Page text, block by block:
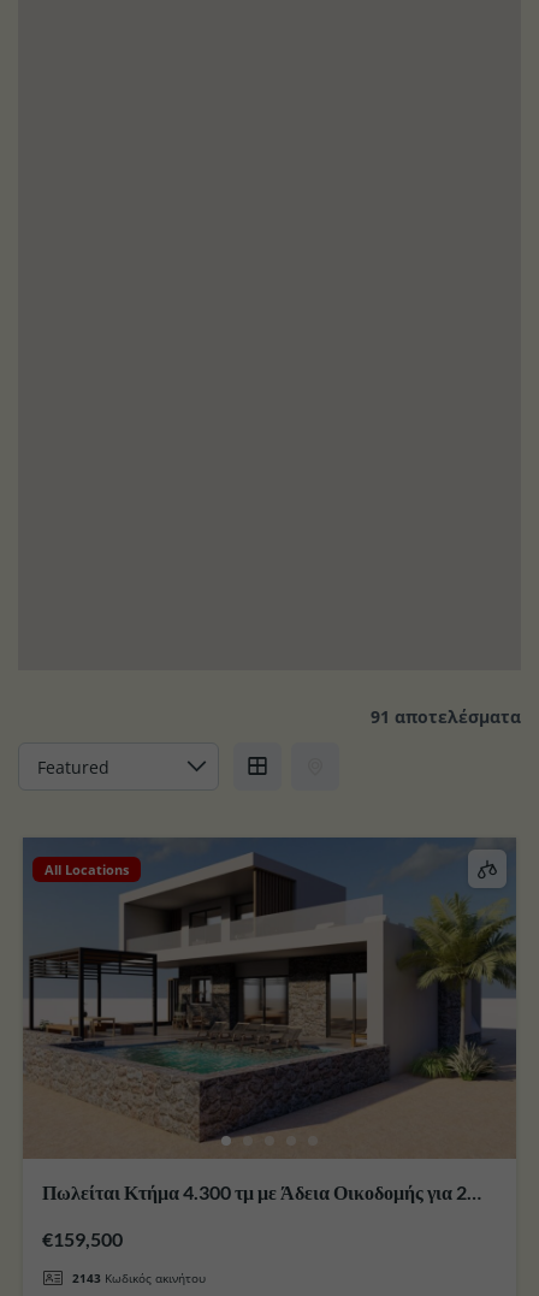
91 αποτελέσματα
All Locations
Πωλείται Κτήμα 4.300 τμ με Άδεια Οικοδομής για 2
€159,500
2143 Κωδικός ακινήτου